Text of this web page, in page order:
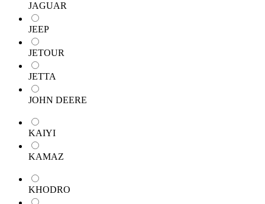
JAGUAR
JEEP
JETOUR
JETTA
JOHN DEERE
KAIYI
KAMAZ
KHODRO